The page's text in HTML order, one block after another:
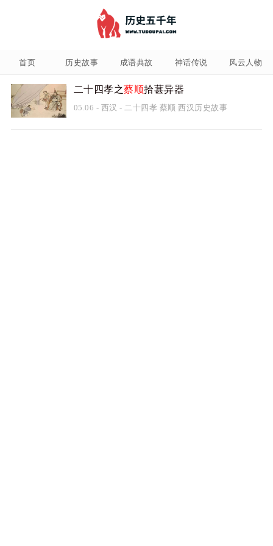
首页 历史故事 成语典故 神话传说 风云人物
二十四孝之蔡顺拾葚异器
05.06 - 西汉 - 二十四孝 蔡顺 西汉历史故事